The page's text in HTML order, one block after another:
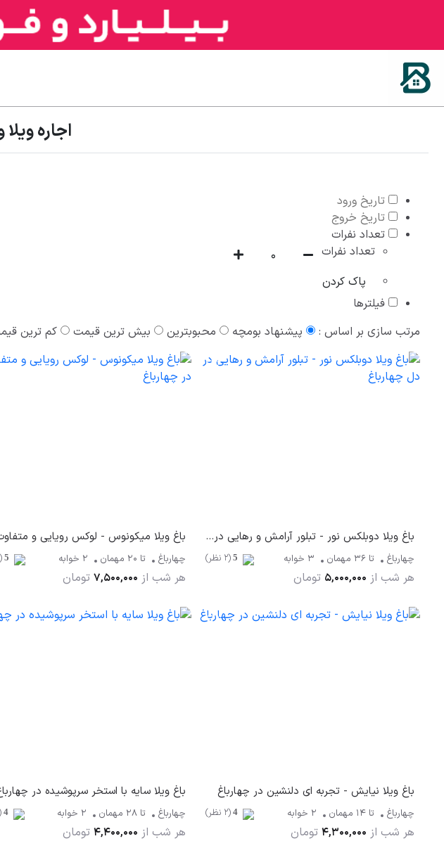
اجاره
تعداد نفرات
تعداد نفرات
پاک کردن
فیلترها
مرتب سازی بر اساس :
پیشنهاد بومچه محبوبترین بیش ترین قیمت کم ترین
باغ ویلا دوبلکس نور - تبلور آرامش و رهایی در دل چهارباغ
چهارباغ تا 36 مهمان 3 خوابه (2 نظر)
هر شب از 5,000,000 تومان
چهارباغ تا 20 مهمان 2 خوابه (2 نظر)
هر شب از 7,500,000 تومان
باغ ویلا نیایش - تجربه ای دلنشین در چهارباغ
چهارباغ تا 14 مهمان 2 خوابه (2 نظر)
هر شب از 4,300,000 تومان
باغ ویلا سایه با استخر سرپوشیده در
چهارباغ تا 28 مهمان 2 خوابه (1
هر شب از 4,400,000 تومان